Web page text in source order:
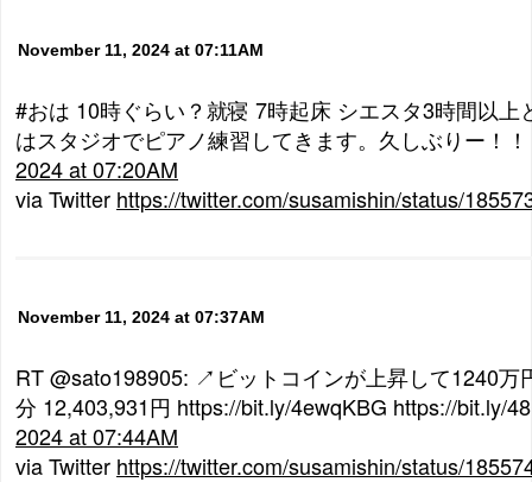
November 11, 2024 at 07:11AM
#おは 10時ぐらい？就寝 7時起床 シエスタ3時間以上
はスタジオでピアノ練習してきます。久しぶりー！
2024 at 07:20AM
via Twitter https://twitter.com/susamishin/status/
November 11, 2024 at 07:37AM
RT @sato198905: ↗ビットコインが上昇して1240万
分 12,403,931円 https://bit.ly/4ewqKBG https://bit.ly/
2024 at 07:44AM
via Twitter https://twitter.com/susamishin/status/